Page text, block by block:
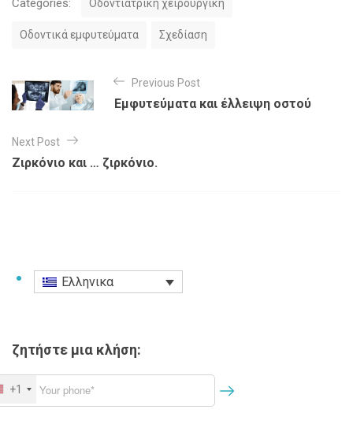
Categories:
e
r
i
Οδοντιατρική χειρουργική
Οδοντικά εμφυτεύματα Σχεδίαση
λ
ή
γ
ά
ρ
ω
ν
Previous Post
Εμφυτεύματα και έλλειψη οστού
Next Post
Ζιρκόνιο και … ζιρκόνιο.
Ελληνικα
ζητήστε μια κλήση:
+1